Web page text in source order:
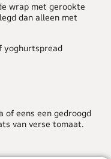
wrap met gerookte
dan alleen met
yoghurtspread
of eens een gedroogd
van verse tomaat.